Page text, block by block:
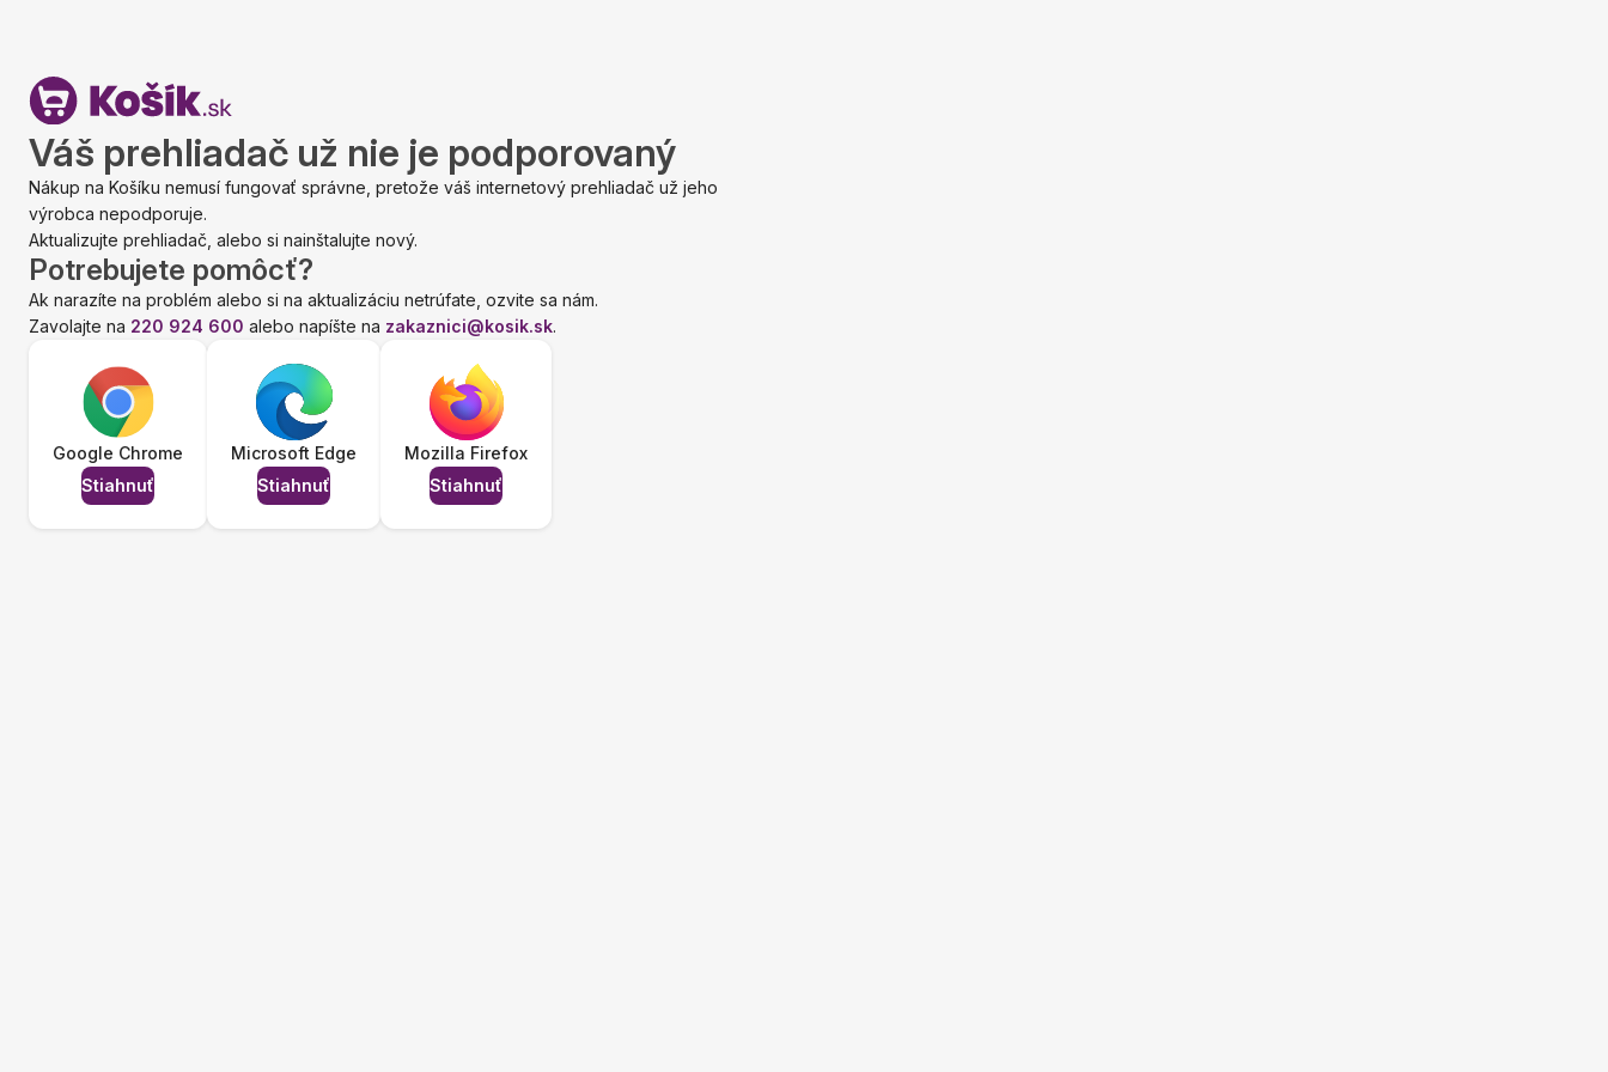
Váš prehliadač už nie je podporovaný
Nákup na Košíku nemusí fungovať správne, pretože váš internetový prehliadač už jeho
výrobca nepodporuje.
Aktualizujte prehliadač, alebo si nainštalujte nový.
Potrebujete pomôcť?
Ak narazíte na problém alebo si na aktualizáciu netrúfate, ozvite sa nám.
Zavolajte na 220 924 600 alebo napíšte na zakaznici@kosik.sk.
Google Chrome
Stiahnuť
Microsoft Edge
Stiahnuť
Mozilla Firefox
Stiahnuť